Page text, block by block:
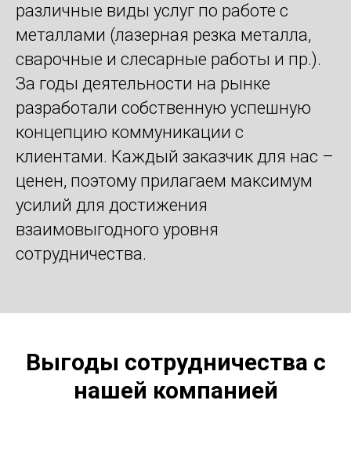
различные виды услуг по работе с
металлами (лазерная резка металла,
сварочные и слесарные работы и пр.).
За годы деятельности на рынке
разработали собственную успешную
концепцию коммуникации с
клиентами. Каждый заказчик для нас –
ценен, поэтому прилагаем максимум
усилий для достижения
взаимовыгодного уровня
сотрудничества.
Выгоды сотрудничества с
нашей компанией